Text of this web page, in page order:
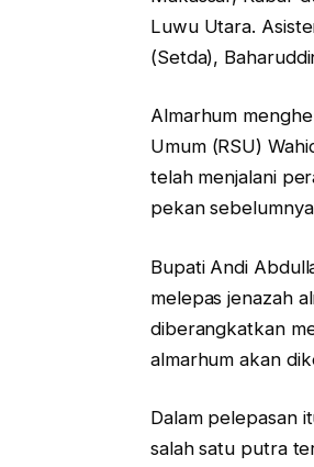
Luwu Utara.
(Setda),
Almarhum
Umum (RSU)
telah menjalani
pekan
Bupati Andi
melepas jenazah
diberangkatkan
almarhum akan
Dalam pelepasan
salah satu putra